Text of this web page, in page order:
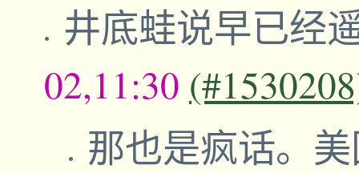
井底蛙说早已经
02,11:30
那也是疯话。